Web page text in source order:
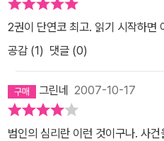
2권이 단연코 최고. 읽기 시작하면
공감 (1) 댓글 (0)
그린네 2007-10-17
범인의 심리란 이런 것이구나. 사